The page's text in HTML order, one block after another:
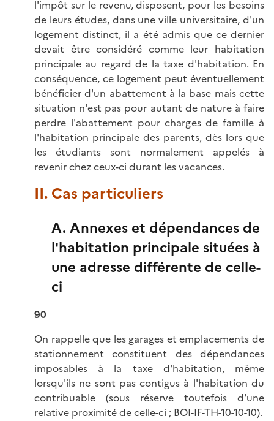
l'impôt sur le revenu, disposent, pour les besoins
de leurs études, dans une ville universitaire, d'un
logement distinct, il a été admis que ce dernier
devait être considéré comme leur habitation
principale au regard de la taxe d'habitation. En
conséquence, ce logement peut éventuellement
bénéficier d'un abattement à la base mais cette
situation n'est pas pour autant de nature à faire
perdre l'abattement pour charges de famille à
l'habitation principale des parents, dès lors que
les étudiants sont normalement appelés à
revenir chez ceux-ci durant les vacances.
II. Cas particuliers
A. Annexes et dépendances de
l'habitation principale situées à
une adresse différente de celle-
ci
90
On rappelle que les garages et emplacements de
stationnement constituent des dépendances
imposables à la taxe d'habitation, même
lorsqu'ils ne sont pas contigus à l'habitation du
contribuable (sous réserve toutefois d'une
relative proximité de celle-ci ; BOI-IF-TH-10-10-10).